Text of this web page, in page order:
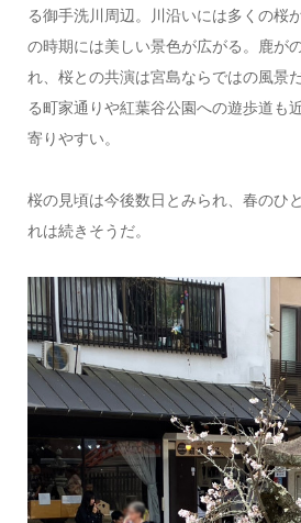
る御手洗川周辺。川沿いには多くの桜
の時期には美しい景色が広がる。鹿が
れ、桜との共演は宮島ならではの風景
る町家通りや紅葉谷公園への遊歩道も
寄りやすい。
桜の見頃は今後数日とみられ、春のひ
れは続きそうだ。